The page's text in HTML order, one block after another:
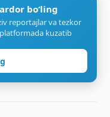
bo‘ling
reportajlar va tezkor
kuzatib